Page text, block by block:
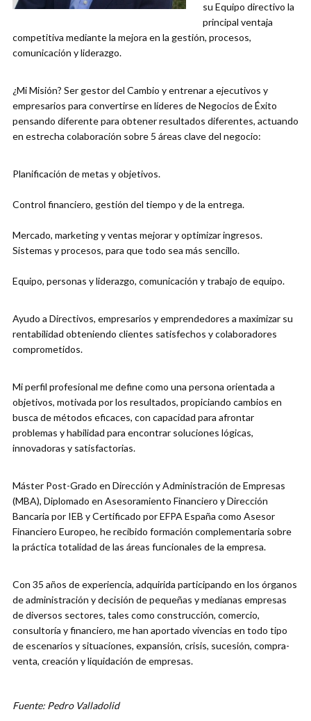
su Equipo directivo la
principal ventaja
competitiva mediante la mejora en la gestión, procesos,
comunicación y liderazgo.
¿Mi Misión? Ser gestor del Cambio y entrenar a ejecutivos y
empresarios para convertirse en líderes de Negocios de Éxito
pensando diferente para obtener resultados diferentes, actuando
en estrecha colaboración sobre 5 áreas clave del negocio:
Planificación de metas y objetivos.
Control financiero, gestión del tiempo y de la entrega.
Mercado, marketing y ventas mejorar y optimizar ingresos.
Sistemas y procesos, para que todo sea más sencillo.
Equipo, personas y liderazgo, comunicación y trabajo de equipo.
Ayudo a Directivos, empresarios y emprendedores a maximizar su
rentabilidad obteniendo clientes satisfechos y colaboradores
comprometidos.
Mi perfil profesional me define como una persona orientada a
objetivos, motivada por los resultados, propiciando cambios en
busca de métodos eficaces, con capacidad para afrontar
problemas y habilidad para encontrar soluciones lógicas,
innovadoras y satisfactorias.
Máster Post-Grado en Dirección y Administración de Empresas
(MBA), Diplomado en Asesoramiento Financiero y Dirección
Bancaria por IEB y Certificado por EFPA España como Asesor
Financiero Europeo, he recibido formación complementaria sobre
la práctica totalidad de las áreas funcionales de la empresa.
Con 35 años de experiencia, adquirida participando en los órganos
de administración y decisión de pequeñas y medianas empresas
de diversos sectores, tales como construcción, comercio,
consultoría y financiero, me han aportado vivencias en todo tipo
de escenarios y situaciones, expansión, crisis, sucesión, compra-
venta, creación y liquidación de empresas.
Fuente: Pedro Valladolid